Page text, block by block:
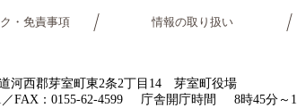
・免責事項 情報の取り扱い
河西郡芽室町東2条2丁目14 芽室町役場
FAX：0155-62-4599
庁舎開庁時間
8時45分～